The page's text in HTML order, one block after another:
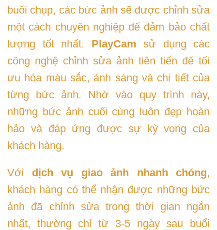
buổi chụp, các bức ảnh sẽ được chỉnh sửa
một cách chuyên nghiệp để đảm bảo chất
lượng tốt nhất. PlayCam sử dụng các
công nghệ chỉnh sửa ảnh tiên tiến để tối
ưu hóa màu sắc, ánh sáng và chi tiết của
từng bức ảnh. Nhờ vào quy trình này,
những bức ảnh cuối cùng luôn đẹp hoàn
hảo và đáp ứng được sự kỳ vọng của
khách hàng.
Với dịch vụ giao ảnh nhanh chóng,
khách hàng có thể nhận được những bức
ảnh đã chỉnh sửa trong thời gian ngắn
nhất, thường chỉ từ 3-5 ngày sau buổi